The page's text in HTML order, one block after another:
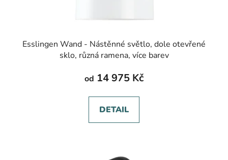
Esslingen Wand - Nástěnné světlo, dole otevřené
sklo, různá ramena, více barev
od 14 975 Kč
DETAIL